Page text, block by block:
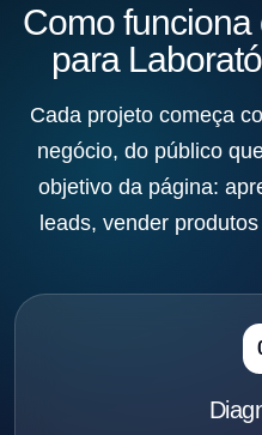
Como funciona
para
Cada projeto começa
negócio, do público
objetivo da página:
leads, vender